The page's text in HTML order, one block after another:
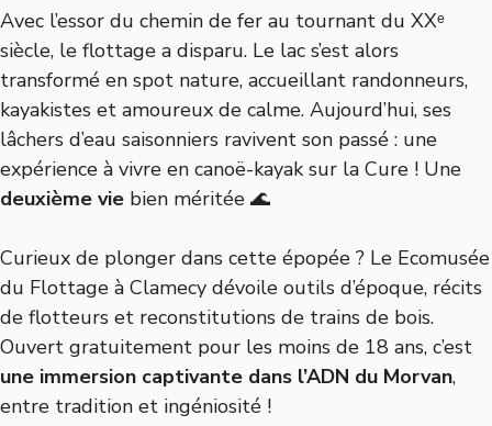
Avec l’essor du chemin de fer au tournant du XXᵉ
siècle, le flottage a disparu. Le lac s’est alors
transformé en spot nature, accueillant randonneurs,
kayakistes et amoureux de calme. Aujourd’hui, ses
lâchers d’eau saisonniers ravivent son passé : une
expérience à vivre en canoë-kayak sur la Cure ! Une
deuxième vie bien méritée 🌊
Curieux de plonger dans cette épopée ? Le Ecomusée
du Flottage à Clamecy dévoile outils d’époque, récits
de flotteurs et reconstitutions de trains de bois.
Ouvert gratuitement pour les moins de 18 ans, c’est
une immersion captivante dans l’ADN du Morvan,
entre tradition et ingéniosité !